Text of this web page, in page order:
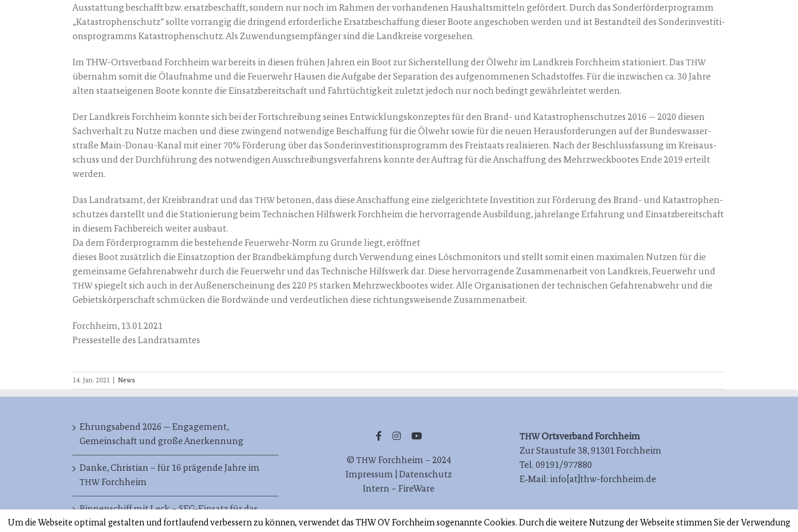
Aus­stat­tung beschafft bzw. ersatz­be­schafft, son­dern nur noch im Rah­men der vor­han­de­nen Haus­halts­mit­teln geför­dert. Durch das Son­der­för­der­pro­gramm
„Kata­stro­phen­schutz” soll­te vor­ran­gig die drin­gend erfor­der­li­che Ersatz­be­schaf­fung die­ser Boo­te ange­scho­ben wer­den und ist Bestand­teil des Son­der­in­ves­ti­ti­
ons­pro­gramms Kata­stro­phen­schutz. Als Zuwen­dungs­emp­fän­ger sind die Land­krei­se vorgesehen.
Im THW-Orts­ver­band Forch­heim war bereits in die­sen frü­hen Jah­ren ein Boot zur Sicher­stel­lung der Ölwehr im Land­kreis Forch­heim sta­tio­niert. Das THW
über­nahm somit die Ölauf­nah­me und die Feu­er­wehr Hau­sen die Auf­ga­be der Sepa­ra­ti­on des auf­ge­nom­me­nen Schad­stof­fes. Für die inzwi­schen ca. 30 Jah­re
alten staats­ei­ge­nen Boo­te konn­te die Ein­satz­be­reit­schaft und Fahr­tüch­tig­keit zuletzt jedoch nur noch bedingt gewähr­leis­tet werden.
Der Land­kreis Forch­heim konn­te sich bei der Fort­schrei­bung sei­nes Ent­wick­lungs­kon­zep­tes für den Brand- und Kata­stro­phen­schut­zes 2016 — 2020 die­sen
Sach­ver­halt zu Nut­ze machen und die­se zwin­gend not­wen­di­ge Beschaf­fung für die Ölwehr sowie für die neu­en Her­aus­for­de­run­gen auf der Bun­des­was­ser­
stra­ße Main-Donau-Kanal mit einer 70% För­de­rung über das Son­der­in­ves­ti­ti­ons­pro­gramm des Frei­staats rea­li­sie­ren. Nach der Beschluss­fas­sung im Kreis­aus­
schuss und der Durch­füh­rung des not­wen­di­gen Aus­schrei­bungs­ver­fah­rens konn­te der Auf­trag für die Anschaf­fung des Mehr­zweck­boo­tes Ende 2019 erteilt
werden.
Das Land­rats­amt, der Kreis­brand­rat und das THWbeto­nen, dass die­se Anschaf­fung eine ziel­ge­rich­te­te Inves­ti­ti­on zur För­de­rung des Brand- und Kata­stro­phen­
schut­zes dar­stellt und die Sta­tio­nie­rung beim Tech­ni­schen Hilfs­werk Forch­heim die her­vor­ra­gen­de Aus­bil­dung, jah­re­lan­ge Erfah­rung und Ein­satz­be­reit­schaft
in die­sem Fach­be­reich wei­ter ausbaut.
Da dem För­der­pro­gramm die bestehen­de Feu­er­wehr-Norm zu Grun­de liegt, eröffnet
die­ses Boot zusätz­lich die Ein­satz­op­ti­on der Brand­be­kämp­fung durch Ver­wen­dung eines Lösch­mo­ni­tors und stellt somit einen maxi­ma­len Nut­zen für die
gemein­sa­me Gefah­ren­ab­wehr durch die Feu­er­wehr und das Tech­ni­sche Hilfs­werk dar. Die­se her­vor­ra­gen­de Zusam­men­ar­beit von Land­kreis, Feu­er­wehr und
THWspie­gelt sich auch in der Außen­er­schei­nung des 220 PS star­ken Mehr­zweck­boo­tes wider. Alle Orga­ni­sa­tio­nen der tech­ni­schen Gefah­ren­ab­wehr und die
Gebiets­kör­per­schaft schmü­cken die Bord­wän­de und ver­deut­li­chen die­se rich­tungs­wei­sen­de Zusammenarbeit.
Forch­heim, 13.01.2021
Pres­se­stel­le des Landratsamtes
14. Jan. 2021 News
Ehrungsabend 2026 — Engagement,
Gemeinschaft und große Anerkennung
Danke, Christian – für 16 prägende Jahre im
THW Forchheim
Binnenschiff mit Leck – SEG-Einsatz für das
THWForchheim
© THWForch­heim – 2024
Impres­sum | Datenschutz
Intern – FireWare
THW Orts­ver­band Forchheim
Zur Stau­stu­fe 38, 91301 Forchheim
Tel. 09191/977880
E‑Mail: info[at]thw-forchheim.de
Um die Webseite optimal gestalten und fortlaufend verbessern zu können, verwendet das THW OV Forchheim sogenannte Cookies. Durch die weitere Nutzung der Webseite stimmen Sie der Verwendung